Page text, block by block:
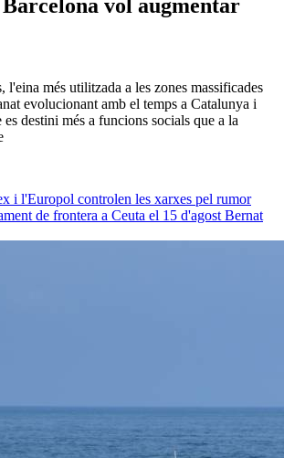
vol augmentar
l'eina més utilitzada a les zones massificades
evolucionant amb el temps a Catalunya i
es destini més a funcions socials que a la
i l'Europol controlen les xarxes pel rumor
de frontera a Ceuta el 15 d'agost Bernat